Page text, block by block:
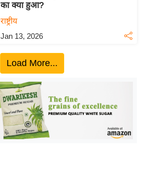
का क्या हुआ?
राष्ट्रीय
Jan 13, 2026
Load More...